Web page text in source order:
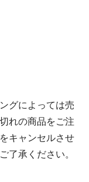
グによっては売
れの商品をご注
キャンセルさせ
了承ください。